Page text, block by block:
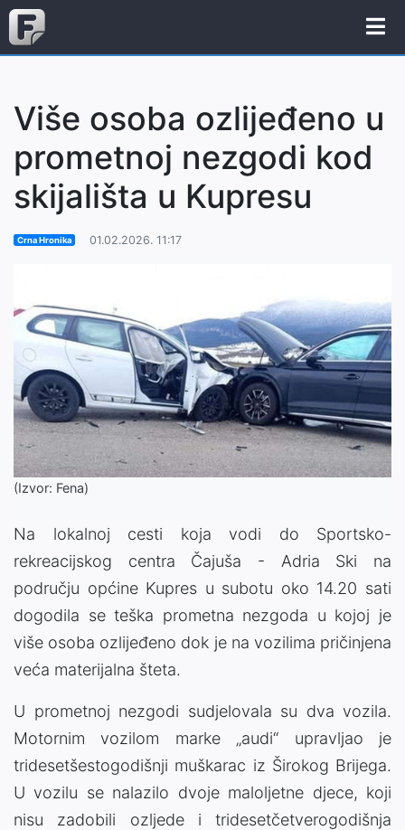
Više osoba ozlijeđeno u
prometnoj nezgodi kod
skijališta u Kupresu
Crna Hronika 01.02.2026. 11:17
(Izvor: Fena)
Na lokalnoj cesti koja vodi do Sportsko-
rekreacijskog centra Čajuša - Adria Ski na
području općine Kupres u subotu oko 14.20 sati
dogodila se teška prometna nezgoda u kojoj je
više osoba ozlijeđeno dok je na vozilima pričinjena
veća materijalna šteta.
U prometnoj nezgodi sudjelovala su dva vozila.
Motornim vozilom marke „audi“ upravljao je
tridesetšestogodišnji muškarac iz Širokog Brijega.
U vozilu se nalazilo dvoje maloljetne djece, koji
nisu zadobili ozljede i tridesetčetverogodišnja